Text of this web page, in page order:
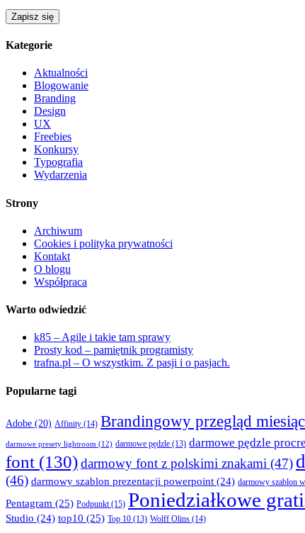
Kategorie
Aktualności
Blogowanie
Branding
Design
UX
Freebies
Konkursy
Typografia
Wydarzenia
Strony
Archiwum
Cookies i polityka prywatności
Kontakt
O blogu
Współpraca
Warto odwiedzić
k85 – Agile i takie tam sprawy
Prosty kod – pamiętnik programisty
trafna.pl – O wszystkim. Z pasji i o pasjach.
Popularne tagi
Adobe (20) Affinity (14) Brandingowy przegląd
darmowe presety lightroom (12) darmowe pędzle (13) darmowe pędzle
font (130)darmowy font z polskimi znakami (47)
(46) darmowy szablon prezentacji powerpoint (24) darmowy szablon
Pentagram (25) Podpunkt(15) Poniedziałkowe
Studio (24) top10 (25) Top 10 (13) Wolff Olins (14)